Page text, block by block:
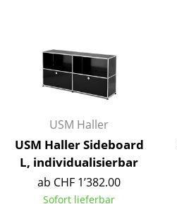
Esstische
Beistelltische
Couchtische
Schreibtische
Sekretäre & PC-Tische
USM Haller
USM Haller Sideboard
L, individualisierbar
ab CHF 1’382.00
Sofort lieferbar